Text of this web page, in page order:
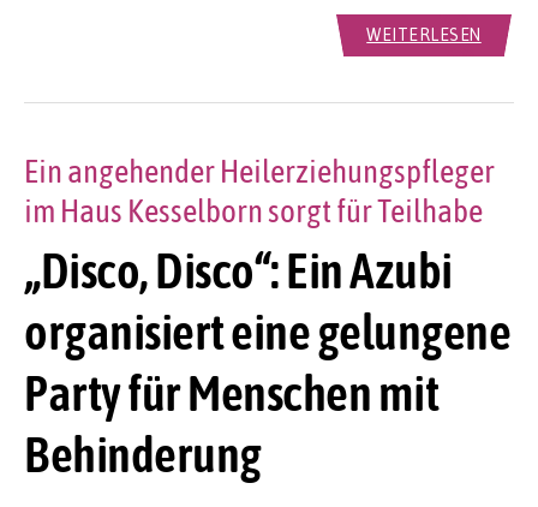
WEITERLESEN
„Disco, Disco“: Ein Azubi
organisiert eine gelungene
Party für Menschen mit
Behinderung
Ein angehender Heilerziehungspfleger
im Haus Kesselborn sorgt für Teilhabe